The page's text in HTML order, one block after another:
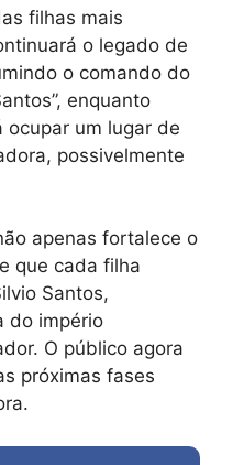
filhas mais
o legado de
o comando do
enquanto
ocupar um lugar de
possivelmente
apenas fortalece o
que cada filha
Santos,
do império
O público agora
próximas fases